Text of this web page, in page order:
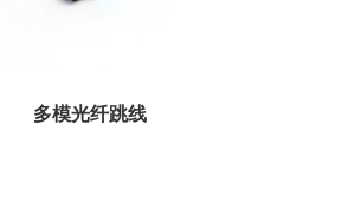
多模光纤跳线